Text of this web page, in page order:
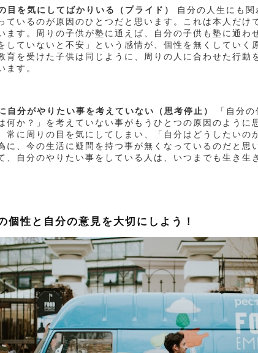
目を気にしてばかりいる（プライド）
自分の人生にも
ているのが原因のひとつだと思います。これは本人だけ
ます。周りの子供が塾に通えば、自分の子供も塾に通わ
していないと不安」という感情が、個性を無くしていく
育を受けた子供は同じように、周りの人に合わせた行動
ます。
自分がやりたい事を考えていない（思考停止）
「自分
何か？」を考えていない事がもうひとつの原因のよう
常に周りの目を気にしてしまい、「自分はどうしたいの
に、今の生活に疑問を持つ事が無くなっているのだと思
、自分のやりたい事をしている人は、いつまでも生き生
個性と自分の意見を大切にしよう！